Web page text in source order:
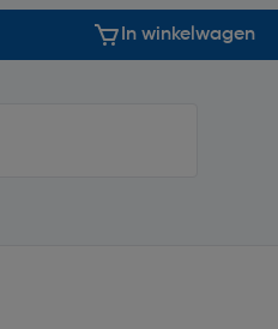
In winkelwagen